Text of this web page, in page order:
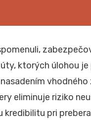
ktorých úlohou
eliminuje riziko
pri